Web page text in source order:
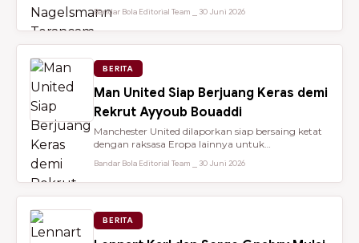
Bandar Bola Editorial Team ⎯ 30 Juni 2026
BERITA
Man United Siap Berjuang Keras demi
Rekrut Ayyoub Bouaddi
Manchester United dilaporkan siap bersaing ketat
dengan raksasa Eropa lainnya untuk
Bandar Bola Editorial Team ⎯ 30 Juni 2026
BERITA